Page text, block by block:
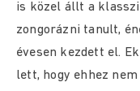
is közel állt a
zongorázni tanult,
évesen kezdett el.
lett, hogy ehhez